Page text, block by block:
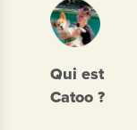
Qui est
Catoo ?